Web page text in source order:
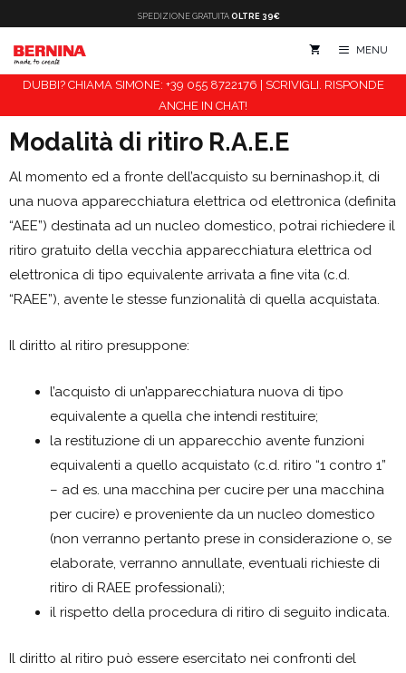
contenuto
SPEDIZIONE GRATUITA OLTRE 39€
MENU
DUBBI? CHIAMA SIMONE: +39 055 8722176 | SCRIVIGLI. RISPONDE
ANCHE IN CHAT!
Modalità di ritiro R.A.E.E
Al momento ed a fronte dell’acquisto su berninashop.it, di
una nuova apparecchiatura elettrica od elettronica (definita
“AEE”) destinata ad un nucleo domestico, potrai richiedere il
ritiro gratuito della vecchia apparecchiatura elettrica od
elettronica di tipo equivalente arrivata a fine vita (c.d.
“RAEE”), avente le stesse funzionalità di quella acquistata.
Il diritto al ritiro presuppone:
l’acquisto di un’apparecchiatura nuova di tipo
equivalente a quella che intendi restituire;
la restituzione di un apparecchio avente funzioni
equivalenti a quello acquistato (c.d. ritiro “1 contro 1”
– ad es. una macchina per cucire per una macchina
per cucire) e proveniente da un nucleo domestico
(non verranno pertanto prese in considerazione o, se
elaborate, verranno annullate, eventuali richieste di
ritiro di RAEE professionali);
il rispetto della procedura di ritiro di seguito indicata.
Il diritto al ritiro può essere esercitato nei confronti del